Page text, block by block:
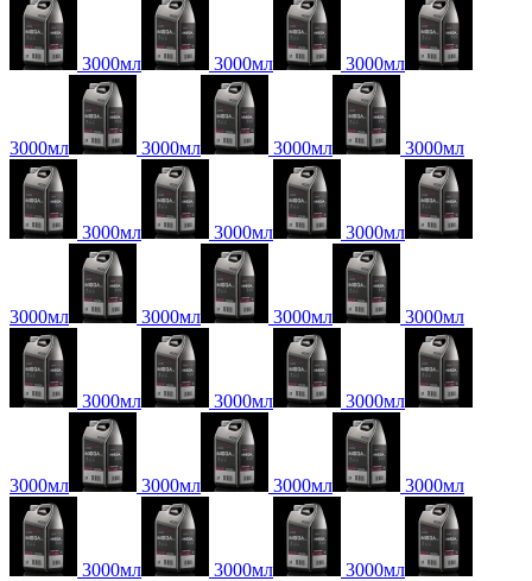
3000мл 3000мл 3000мл
3000мл 3000мл 3000мл 3000мл
3000мл 3000мл 3000мл
3000мл 3000мл 3000мл 3000мл
3000мл 3000мл 3000мл
3000мл 3000мл 3000мл 3000мл
3000мл 3000мл 3000мл